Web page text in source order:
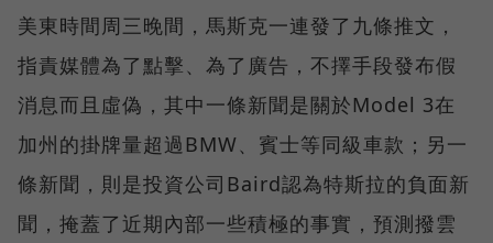
美東時間周三晚間，馬斯克一連發了九條推文，
指責媒體為了點擊、為了廣告，不擇手段發布假
消息而且虛偽，其中一條新聞是關於Model 3在
加州的掛牌量超過BMW、賓士等同級車款；另一
條新聞，則是投資公司Baird認為特斯拉的負面新
聞，掩蓋了近期內部一些積極的事實，預測撥雲